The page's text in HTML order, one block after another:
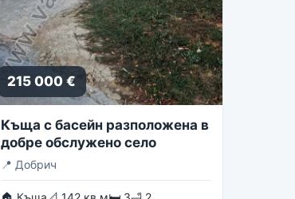
215 000 €
Къща с басейн разположена в
добре обслужено село
📍 Добрич